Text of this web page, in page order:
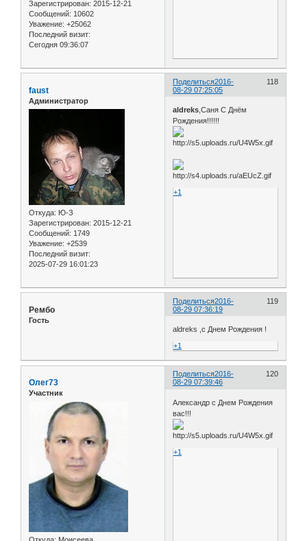
Зарегистрирован: 2015-12-21
Сообщений: 10602
Уважение: +25062
Последний визит:
Сегодня 09:36:07
Поделиться 118
2016-
08-29 07:25:05
faust
Администратор
Откуда: Ю-З
Зарегистрирован: 2015-12-21
Сообщений: 1749
Уважение: +2539
Последний визит:
2025-07-29 16:01:23
aldreks ,Саня С Днём
Рождения!!!!!!
+1
Поделиться 119
2016-
08-29 07:36:19
Рембо
Гость
aldreks ,с Днем Рождения !
+1
Поделиться 120
2016-
08-29 07:39:46
Олег73
Участник
Александр с Днем Рождения
вас!!!
+1